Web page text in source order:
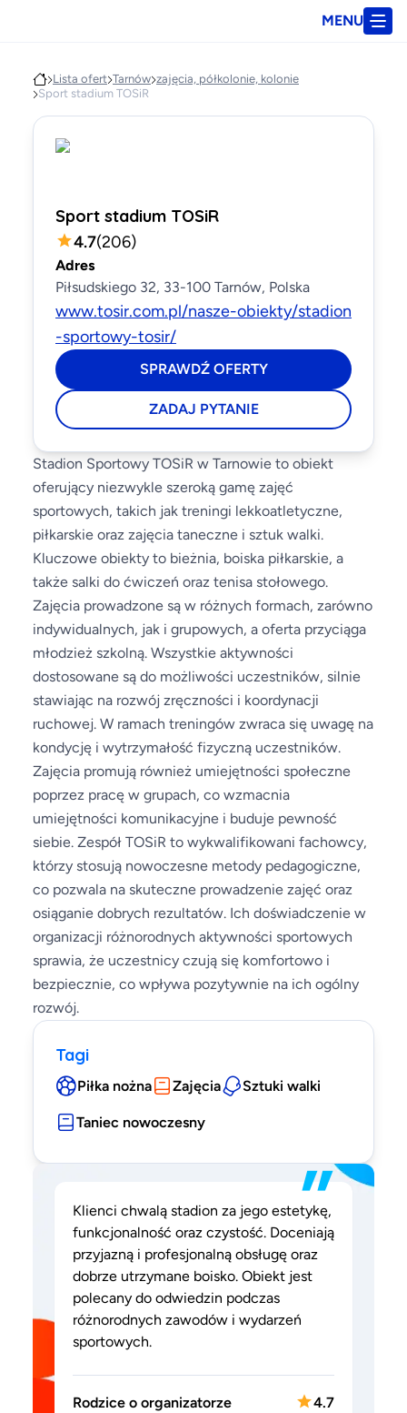
MENU
Lista ofert Tarnów zajęcia, półkolonie, kolonie
Sport stadium TOSiR
Sport stadium TOSiR
4.7(206)
Adres
Piłsudskiego 32, 33-100 Tarnów, Polska
www.tosir.com.pl/nasze-obiekty/stadion
-sportowy-tosir/
SPRAWDŹ OFERTY
ZADAJ PYTANIE
Stadion Sportowy TOSiR w Tarnowie to obiekt
oferujący niezwykle szeroką gamę zajęć
sportowych, takich jak treningi lekkoatletyczne,
piłkarskie oraz zajęcia taneczne i sztuk walki.
Kluczowe obiekty to bieżnia, boiska piłkarskie, a
także salki do ćwiczeń oraz tenisa stołowego.
Zajęcia prowadzone są w różnych formach, zarówno
indywidualnych, jak i grupowych, a oferta przyciąga
młodzież szkolną. Wszystkie aktywności
dostosowane są do możliwości uczestników, silnie
stawiając na rozwój zręczności i koordynacji
ruchowej. W ramach treningów zwraca się uwagę na
kondycję i wytrzymałość fizyczną uczestników.
Zajęcia promują również umiejętności społeczne
poprzez pracę w grupach, co wzmacnia
umiejętności komunikacyjne i buduje pewność
siebie. Zespół TOSiR to wykwalifikowani fachowcy,
którzy stosują nowoczesne metody pedagogiczne,
co pozwala na skuteczne prowadzenie zajęć oraz
osiąganie dobrych rezultatów. Ich doświadczenie w
organizacji różnorodnych aktywności sportowych
sprawia, że uczestnicy czują się komfortowo i
bezpiecznie, co wpływa pozytywnie na ich ogólny
rozwój.
Tagi
Piłka nożna Zajęcia Sztuki walki
Taniec nowoczesny
”
Klienci chwalą stadion za jego estetykę,
funkcjonalność oraz czystość. Doceniają
przyjazną i profesjonalną obsługę oraz
dobrze utrzymane boisko. Obiekt jest
polecany do odwiedzin podczas
różnorodnych zawodów i wydarzeń
sportowych.
Rodzice o organizatorze 4.7